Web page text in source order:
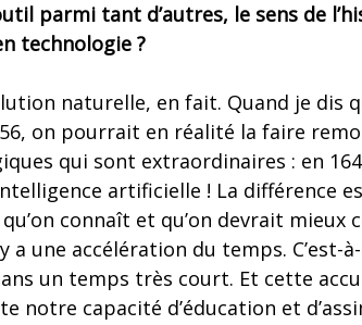
parmi tant d’autres, le sens de
technologie ?
naturelle, en fait. Quand je dis
on pourrait en réalité la faire
qui sont extraordinaires : en
artificielle ! La différence
qu’on connaît et qu’on devrait
y a une accélération du temps.
un temps très court. Et cette
notre capacité d’éducation et